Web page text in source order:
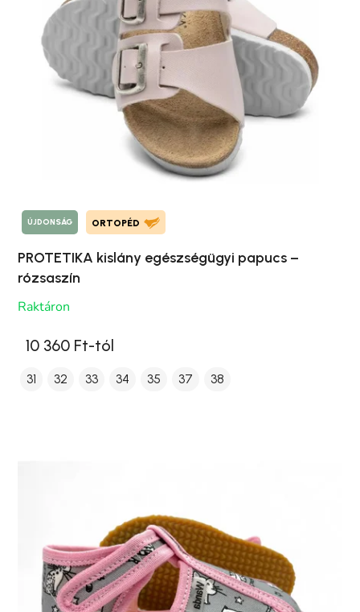
ÚJDONSÁG ORTOPÉD
PROTETIKA kislány egészségügyi papucs –
rózsaszín
Raktáron
10 360 Ft-tól
31 32 33 34 35 37 38